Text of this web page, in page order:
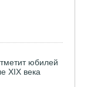
юбилей
XIX века